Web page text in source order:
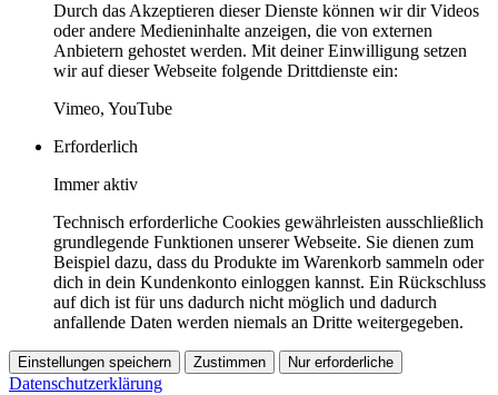
Durch das Akzeptieren dieser Dienste können wir dir Videos
oder andere Medieninhalte anzeigen, die von externen
Anbietern gehostet werden. Mit deiner Einwilligung setzen
wir auf dieser Webseite folgende Drittdienste ein:
Vimeo, YouTube
Erforderlich
Immer aktiv
Technisch erforderliche Cookies gewährleisten ausschließlich
grundlegende Funktionen unserer Webseite. Sie dienen zum
Beispiel dazu, dass du Produkte im Warenkorb sammeln oder
dich in dein Kundenkonto einloggen kannst. Ein Rückschluss
auf dich ist für uns dadurch nicht möglich und dadurch
anfallende Daten werden niemals an Dritte weitergegeben.
Einstellungen speichern Zustimmen Nur erforderliche
Datenschutzerklärung